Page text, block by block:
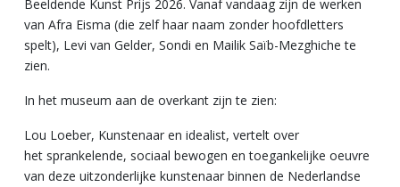
Beeldende Kunst Prijs 2026. Vanaf vandaag zijn de werken
van Afra Eisma (die zelf haar naam zonder hoofdletters
spelt), Levi van Gelder, Sondi en Mailik Saïb-Mezghiche te
zien.
In het museum aan de overkant zijn te zien:
Lou Loeber, Kunstenaar en idealist, vertelt over
het sprankelende, sociaal bewogen en toegankelijke oeuvre
van deze uitzonderlijke kunstenaar binnen de Nederlandse